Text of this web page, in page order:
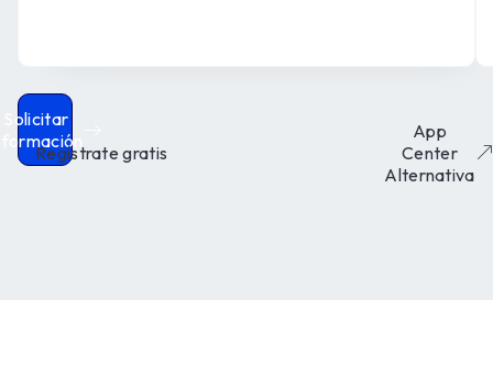
Solicitar
Regístrate gratis
App
Center
Alternativa